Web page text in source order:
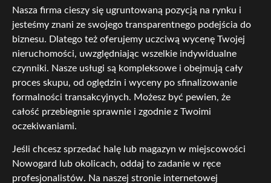
Nasza firma cieszy się ugruntowaną pozycją na rynku i
jesteśmy znani ze swojego transparentnego podejścia do
biznesu. Dlatego też oferujemy uczciwą wycenę Twojej
nieruchomości, uwzględniając wszelkie indywidualne
czynniki. Nasze usługi są kompleksowe i obejmują cały
proces skupu, od oględzin i wyceny po sfinalizowanie
formalności transakcyjnych. Możesz być pewien, że
całość przebiegnie sprawnie i zgodnie z Twoimi
oczekiwaniami.
Jeśli chcesz sprzedać halę lub magazyn w miejscowości
Nowogard lub okolicach, oddaj to zadanie w ręce
profesjonalistów. Na naszej stronie internetowej